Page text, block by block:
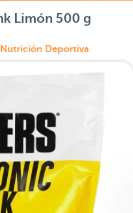
Limón 500 g
Nutrición Deportiva